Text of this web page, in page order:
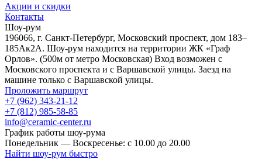
Акции и скидки
Контакты
Шоу-рум
196066, г. Санкт-Петербург, Московский проспект, дом 183–
185Ак2А. Шоу-рум находится на территории ЖК «Граф
Орлов». (500м от метро Московская) Вход возможен с
Московского проспекта и с Варшавской улицы. Заезд на
машине только с Варшавской улицы.
Проложить маршрут
+7 (962) 343-21-12
+7 (812) 985-58-85
info@ceramic-center.ru
График работы шоу-рума
Понедельник — Воскресенье: с 10.00 до 20.00
Найти шоу-рум быстро